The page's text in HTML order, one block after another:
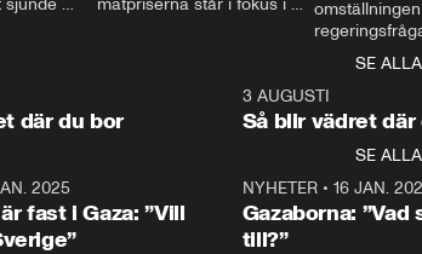
Rohwedder ställer
statsminister Ulf Kristersson
centrum i
avsnittet av
Makten”. Se
Aftonbladets
Rohwedder
Thand Ring
SE ALLA
där du bor
3 AUGUSTI
Så blir vädret där
SE ALLA
2025
fast i Gaza: ”Vill
NYHETER• 16 JAN.
Gazaborna:
till?”